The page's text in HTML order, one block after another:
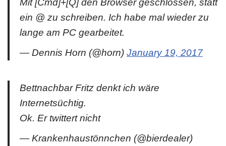
Mit [Cmd]+[Q] den Browser geschlossen, statt
ein @ zu schreiben. Ich habe mal wieder zu
lange am PC gearbeitet.
— Dennis Horn (@horn) January 19, 2017
Bettnachbar Fritz denkt ich wäre
Internetsüchtig.
Ok. Er twittert nicht
— Krankenhaustönnchen (@bierdealer)